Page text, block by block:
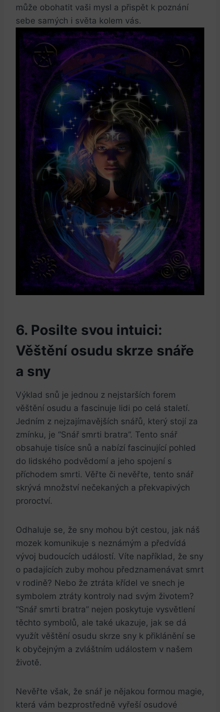
může obohatit vaši​ mysl a přispět k‌ poznání
sebe samých⁢ i světa kolem vás.
6. Posilte svou intuici:
Věštění osudu skrze ⁣snáře
‌a ‌sny
Výklad snů je jednou z nejstarších ​forem⁢
věštění osudu a⁤ fascinuje lidi‍ po celá staletí.⁢
Jedním z nejzajímavějších snářů,⁣ který stojí ⁤za
zmínku, je “Snář smrti bratra”. ‌Tento⁢ snář
obsahuje⁢ tisíce snů a nabízí fascinující⁤ pohled
do⁢ lidského ‌podvědomí a jeho spojení s
‍příchodem smrti. Věřte či nevěřte, tento ⁣snář
⁤skrývá množství ‍nečekaných a⁤ překvapivých
⁣proroctví.
Odhaluje se, že sny mohou být‌ cestou,⁢ jak⁢ náš ​
mozek komunikuje‌ s ‍neznámým a⁢ předvídá
vývoj budoucích ‍událostí. Víte například, že sny
o padajících⁣ zuby mohou ‍předznamenávat smrt
v rodině? Nebo že ⁢ztráta křídel ve snech je
symbolem ztráty kontroly nad svým​ životem?⁤
“Snář smrti bratra”⁤ nejen poskytuje vysvětlení
⁤těchto symbolů, ​ale také ukazuje, jak se ‌dá
‍využít věštění osudu skrze sny k ‌přiklánění ‍se
k obyčejným a zvláštním událostem v našem
životě.
Nevěřte však, že snář je nějakou formou magie,⁤
která ‍vám bezprostředně vyřeší ​osudové